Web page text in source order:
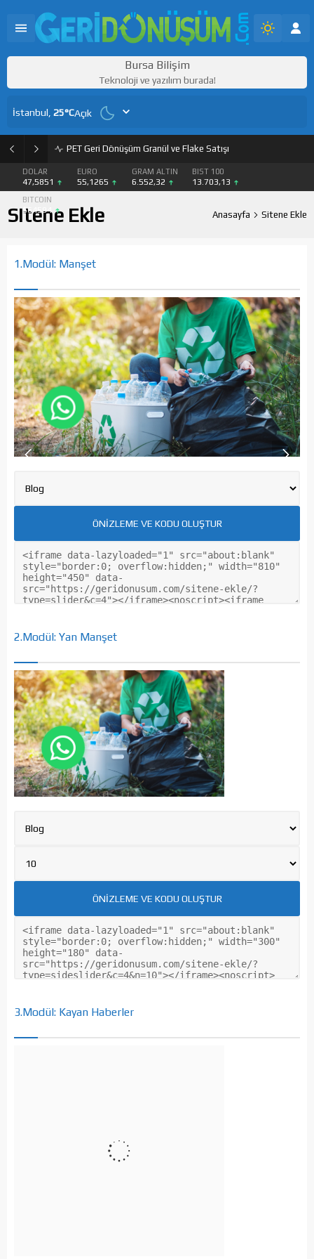
PET Geri Dönüşüm Granül ve Flake Satışı
DOLAR
47,5851
EURO
55,1265
GRAM ALTIN
6.552,32
BIST 100
13.703,13
BITCOIN
$64594
Bursa Bilişim
Teknoloji ve yazılım burada!
İstanbul, 25°CAçık
Sitene Ekle Anasayfa Sitene Ekle
1.Modül: Manşet
2.Modül: Yan Manşet
3.Modül: Kayan Haberler